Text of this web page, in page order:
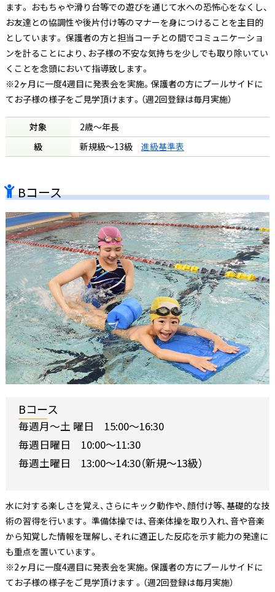
ます。 おもちゃや滑り台等での遊びを通じて水への恐怖心をなくし、
お友達との協調性や後片付け等のマナーを身につけることを主目的
としています。 保護者の方と担当コーチとの間でコミュニケーショ
ンを計ることにより、お子様の不安な気持ちを少しでも取り除いてい
くことを念頭において指導致します。
※2ヶ月に一度4週目に発表会を実施。保護者の方にプールサイドに
てお子様の様子をご見学頂けます。（週2回登録は毎月実施）
対象
2歳～年長
級
新規級～13級 進級基準表
Bコース
Bコース
毎週月〜土 曜日 15:00〜16:30
毎週日曜日 10:00〜11:30
毎週土曜日 13:00～14:30（新規～13級）
水に対する楽しさを覚え、さらにキック動作や、顔付け等、基礎的な技
術の習得を行います。 準備体操では、音楽体操を取り入れ、音や音楽
から知覚した情報を理解し、それに適正した反応を示す能力の発達に
も重点を置いています。
※2ヶ月に一度4週目に発表会を実施。保護者の方にプールサイドに
てお子様の様子をご見学頂けます 。（週2回登録は毎月実施）